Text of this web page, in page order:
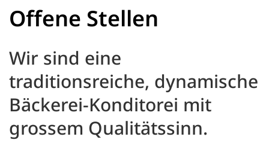
Offene Stellen
Wir sind eine
traditionsreiche, dynamische
Bäckerei-Konditorei mit
grossem Qualitätssinn.